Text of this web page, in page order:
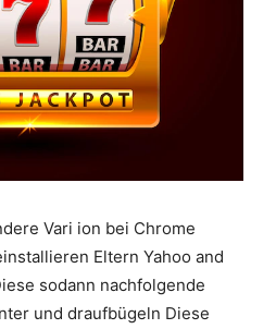
Vari ion bei Chrome
Eltern Yahoo and
sodann nachfolgende
und draufbügeln Diese